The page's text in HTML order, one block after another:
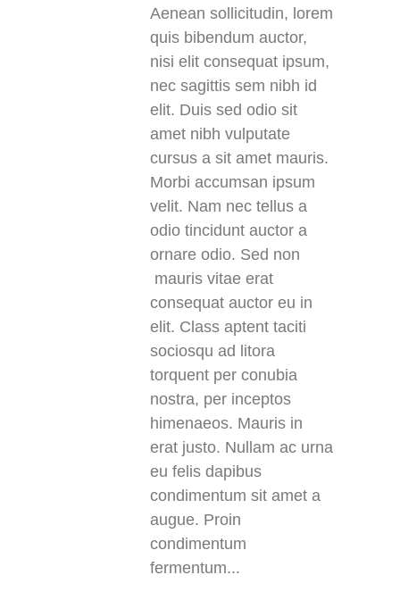
Aenean sollicitudin, lorem
quis bibendum auctor,
nisi elit consequat ipsum,
nec sagittis sem nibh id
elit. Duis sed odio sit
amet nibh vulputate
cursus a sit amet mauris.
Morbi accumsan ipsum
velit. Nam nec tellus a
odio tincidunt auctor a
ornare odio. Sed non
mauris vitae erat
consequat auctor eu in
elit. Class aptent taciti
sociosqu ad litora
torquent per conubia
nostra, per inceptos
himenaeos. Mauris in
erat justo. Nullam ac urna
eu felis dapibus
condimentum sit amet a
augue. Proin
condimentum
fermentum...
COUNT PER DAY
48481
Besucher gesamt:
Besucher heute:
Besucher gestern:
Besucher pro Monat:
16. Februar 2018
16.02.2018: